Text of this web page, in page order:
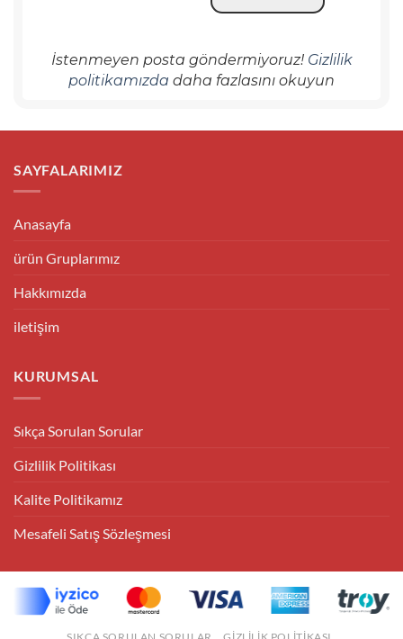
İstenmeyen posta göndermiyoruz! Gizlilik
politikamızda daha fazlasını okuyun
SAYFALARIMIZ
Anasayfa
ürün Gruplarımız
Hakkımızda
iletişim
KURUMSAL
Sıkça Sorulan Sorular
Gizlilik Politikası
Kalite Politikamız
Mesafeli Satış Sözleşmesi